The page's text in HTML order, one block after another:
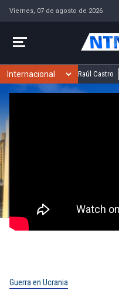
Viernes, 07 de agosto de 2026
Raúl Castro
Guerra en Ucrania